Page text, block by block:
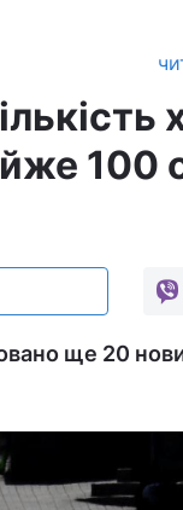
100
ще 20